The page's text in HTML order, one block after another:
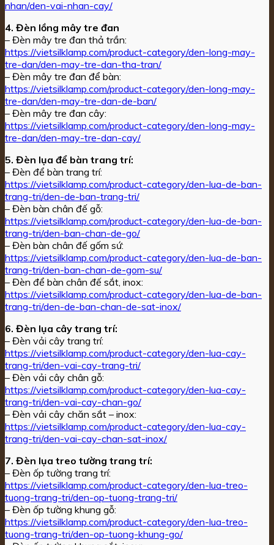
nhan/den-vai-nhan-cay/
4. Đèn lồng mây tre đan
– Đèn mây tre đan thả trần:
https://vietsilklamp.com/product-category/den-long-may-
tre-dan/den-may-tre-dan-tha-tran/
– Đèn mây tre đan để bàn:
https://vietsilklamp.com/product-category/den-long-may-
tre-dan/den-may-tre-dan-de-ban/
– Đèn mây tre đan cây:
https://vietsilklamp.com/product-category/den-long-may-
tre-dan/den-may-tre-dan-cay/
5. Đèn lụa để bàn trang trí:
– Đèn để bàn trang trí:
https://vietsilklamp.com/product-category/den-lua-de-ban-
trang-tri/den-de-ban-trang-tri/
– Đèn bàn chân đế gỗ:
https://vietsilklamp.com/product-category/den-lua-de-ban-
trang-tri/den-ban-chan-de-go/
– Đèn bàn chân đế gốm sứ:
https://vietsilklamp.com/product-category/den-lua-de-ban-
trang-tri/den-ban-chan-de-gom-su/
– Đèn để bàn chân đế sắt, inox:
https://vietsilklamp.com/product-category/den-lua-de-ban-
trang-tri/den-de-ban-chan-de-sat-inox/
6. Đèn lụa cây trang trí:
– Đèn vải cây trang trí:
https://vietsilklamp.com/product-category/den-lua-cay-
trang-tri/den-vai-cay-trang-tri/
– Đèn vải cây chân gỗ:
https://vietsilklamp.com/product-category/den-lua-cay-
trang-tri/den-vai-cay-chan-go/
– Đèn vải cây chăn sắt – inox:
https://vietsilklamp.com/product-category/den-lua-cay-
trang-tri/den-vai-cay-chan-sat-inox/
7. Đèn lụa treo tường trang trí:
– Đèn ốp tường trang trí:
https://vietsilklamp.com/product-category/den-lua-treo-
tuong-trang-tri/den-op-tuong-trang-tri/
– Đèn ốp tường khung gỗ:
https://vietsilklamp.com/product-category/den-lua-treo-
tuong-trang-tri/den-op-tuong-khung-go/